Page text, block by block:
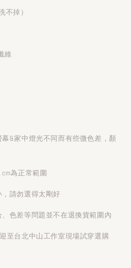
不掉）
維
&家中燈光不同而有些微色差，顏
為正常範圍
請勿選得太剛好
色差等問題並不在退換貨範圍內
至台北中山工作室現場試穿選購